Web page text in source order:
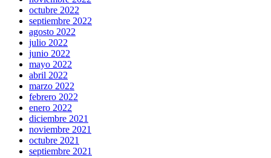
octubre 2022
septiembre 2022
agosto 2022
julio 2022
junio 2022
mayo 2022
abril 2022
marzo 2022
febrero 2022
enero 2022
diciembre 2021
noviembre 2021
octubre 2021
septiembre 2021